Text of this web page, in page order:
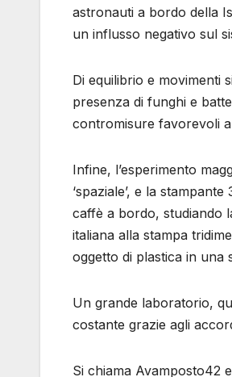
astronauti a bordo della
un influsso negativo sul
Di equilibrio e movimenti
presenza di funghi e
contromisure favorevoli
Infine, l’esperimento
‘spaziale’, e la
caffè a bordo, studiando
italiana alla stampa
oggetto di plastica in una
Un grande laboratorio,
costante grazie agli
Si chiama Avamposto42